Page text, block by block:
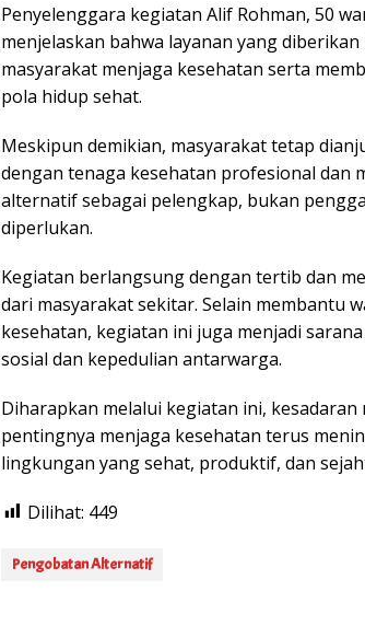
Penyelenggara kegiatan Alif Rohman, 50
menjelaskan bahwa layanan yang
masyarakat menjaga kesehatan serta
pola hidup sehat.
Meskipun demikian, masyarakat tetap
dengan tenaga kesehatan profesional dan
alternatif sebagai pelengkap, bukan
diperlukan.
Kegiatan berlangsung dengan tertib dan
dari masyarakat sekitar. Selain membantu
kesehatan, kegiatan ini juga menjadi
sosial dan kepedulian antarwarga.
Diharapkan melalui kegiatan ini, kesadaran
pentingnya menjaga kesehatan terus
lingkungan yang sehat, produktif, dan
Dilihat: 449
Pengobatan Alternatif